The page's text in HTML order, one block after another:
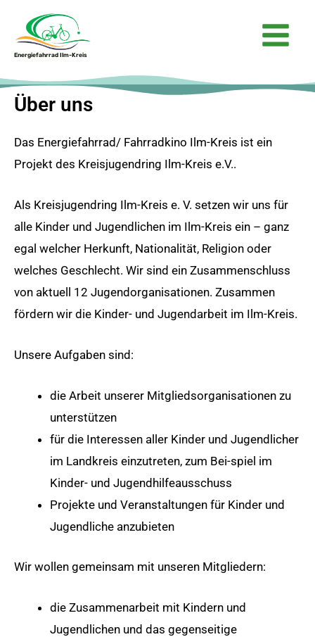
Inhalt
springen
Energiefahrrad Ilm-Kreis
Menu
Über uns
Das Energiefahrrad/ Fahrradkino Ilm-Kreis ist ein
Projekt des Kreisjugendring Ilm-Kreis e.V..
Als Kreisjugendring Ilm-Kreis e. V. setzen wir uns für
alle Kinder und Jugendlichen im Ilm-Kreis ein – ganz
egal welcher Herkunft, Nationalität, Religion oder
welches Geschlecht. Wir sind ein Zusammenschluss
von aktuell 12 Jugendorganisationen. Zusammen
fördern wir die Kinder- und Jugendarbeit im Ilm-Kreis.
Unsere Aufgaben sind:
die Arbeit unserer Mitgliedsorganisationen zu
unterstützen
für die Interessen aller Kinder und Jugendlicher
im Landkreis einzutreten, zum Bei-spiel im
Kinder- und Jugendhilfeausschuss
Projekte und Veranstaltungen für Kinder und
Jugendliche anzubieten
Wir wollen gemeinsam mit unseren Mitgliedern:
die Zusammenarbeit mit Kindern und
Jugendlichen und das gegenseitige